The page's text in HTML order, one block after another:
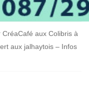
CréaCafé aux Colibris à
aux jalhaytois – Infos